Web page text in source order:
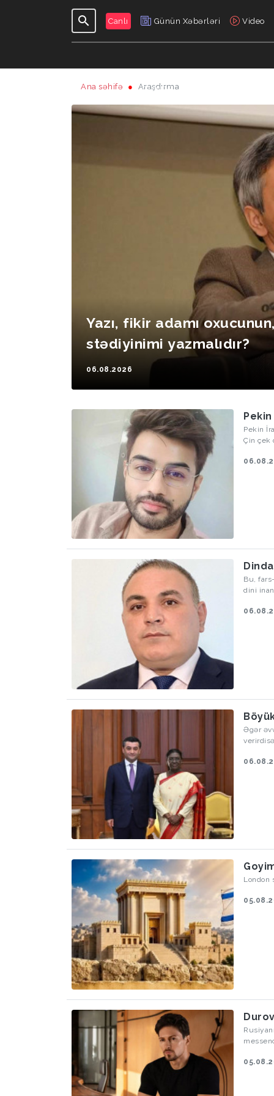
Canlı Günün Xəbərləri Video
GÜNDƏLIK
Ana səhifə Araşdırma
Yazı, fikir adamı
stədiyinimi yazmalıdır?
06.08.2026
Pekin
Çin çek
ciddi bir
Bu,
dini
Əgər
London